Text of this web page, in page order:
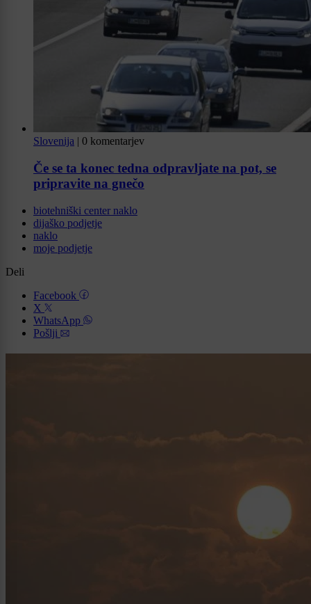
Slovenija | 0 komentarjev
Če se ta konec tedna odpravljate na pot, se
pripravite na gnečo
biotehniški center naklo
dijaško podjetje
naklo
moje podjetje
Deli
Facebook
X
WhatsApp
Pošlji